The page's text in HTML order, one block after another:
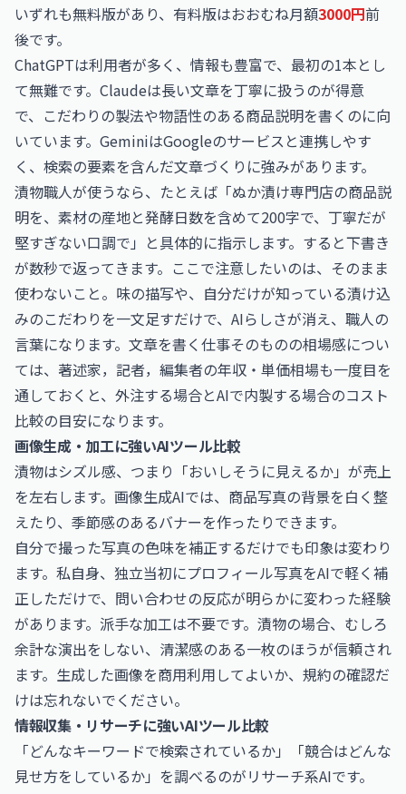
いずれも無料版があり、有料版はおおむね月額3000円前
後です。
ChatGPTは利用者が多く、情報も豊富で、最初の1本とし
て無難です。Claudeは長い文章を丁寧に扱うのが得意
で、こだわりの製法や物語性のある商品説明を書くのに向
いています。GeminiはGoogleのサービスと連携しやす
く、検索の要素を含んだ文章づくりに強みがあります。
漬物職人が使うなら、たとえば「ぬか漬け専門店の商品説
明を、素材の産地と発酵日数を含めて200字で、丁寧だが
堅すぎない口調で」と具体的に指示します。すると下書き
が数秒で返ってきます。ここで注意したいのは、そのまま
使わないこと。味の描写や、自分だけが知っている漬け込
みのこだわりを一文足すだけで、AIらしさが消え、職人の
言葉になります。文章を書く仕事そのものの相場感につい
ては、 著述家，記者，編集者の年収・単価相場も一度目を
通しておくと、外注する場合とAIで内製する場合のコスト
比較の目安になります。
画像生成・加工に強いAIツール比較
漬物はシズル感、つまり「おいしそうに見えるか」が売上
を左右します。画像生成AIでは、商品写真の背景を白く整
えたり、季節感のあるバナーを作ったりできます。
自分で撮った写真の色味を補正するだけでも印象は変わり
ます。私自身、独立当初にプロフィール写真をAIで軽く補
正しただけで、問い合わせの反応が明らかに変わった経験
があります。派手な加工は不要です。漬物の場合、むしろ
余計な演出をしない、清潔感のある一枚のほうが信頼され
ます。生成した画像を商用利用してよいか、規約の確認だ
けは忘れないでください。
情報収集・リサーチに強いAIツール比較
「どんなキーワードで検索されているか」「競合はどんな
見せ方をしているか」を調べるのがリサーチ系AIです。